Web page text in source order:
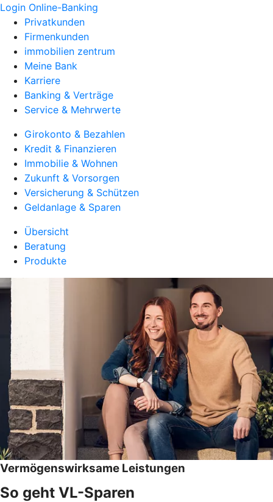
Login Online-Banking
Privatkunden
Firmenkunden
immobilien zentrum
Meine Bank
Karriere
Banking & Verträge
Service & Mehrwerte
Girokonto & Bezahlen
Kredit & Finanzieren
Immobilie & Wohnen
Zukunft & Vorsorgen
Versicherung & Schützen
Geldanlage & Sparen
Übersicht
Beratung
Produkte
Vermögenswirksame Leistungen
So geht VL-Sparen